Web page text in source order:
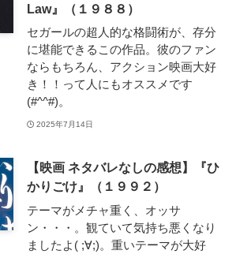
Law』（１９８８）
セガールの超人的な格闘術が、存分
に堪能できるこの作品。彼のファン
ならもちろん、アクション映画大好
き！！って人にもオススメです
(#^^#)。
2025年7月14日
【映画 ネタバレなしの感想】『ひ
かりごけ』（１９９２）
テーマがメチャ重く、オッサ
ン・・・。観ていて気持ち悪くなり
ましたよ( ;∀;)。重いテーマが大好